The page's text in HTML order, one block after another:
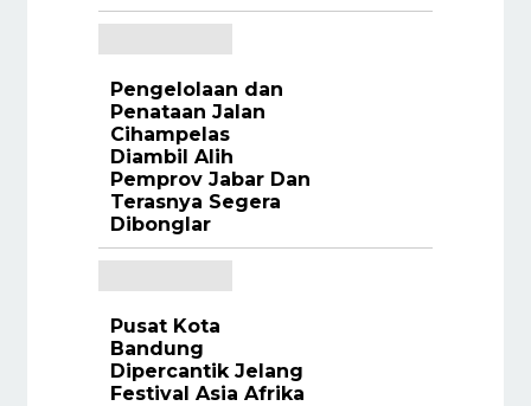
Pengelolaan dan
Penataan Jalan
Cihampelas
Diambil Alih
Pemprov Jabar Dan
Terasnya Segera
Dibonglar
Pusat Kota
Bandung
Dipercantik Jelang
Festival Asia Afrika